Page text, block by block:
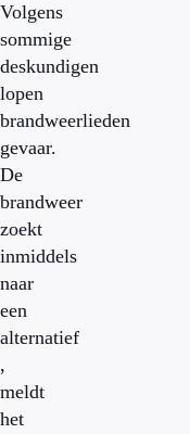
Volgens
sommige
deskundigen
lopen
brandweerlieden
gevaar.
De
brandweer
zoekt
inmiddels
naar
een
alternatief
,
meldt
het